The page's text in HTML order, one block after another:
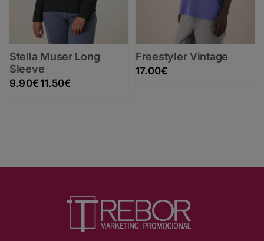
Stella Muser Long
Sleeve
9.90€11.50€
Freestyler Vintage
17.00€